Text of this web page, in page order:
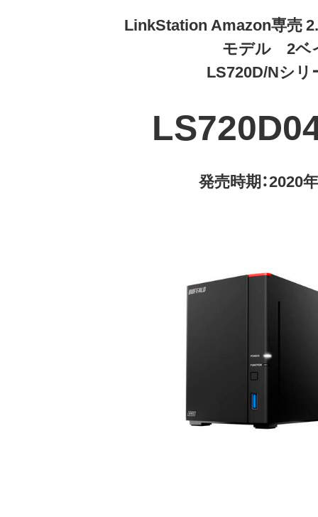
LinkStation Amazon専売
モデル 2ベ
LS720D/Nシリ
発売時期：2020